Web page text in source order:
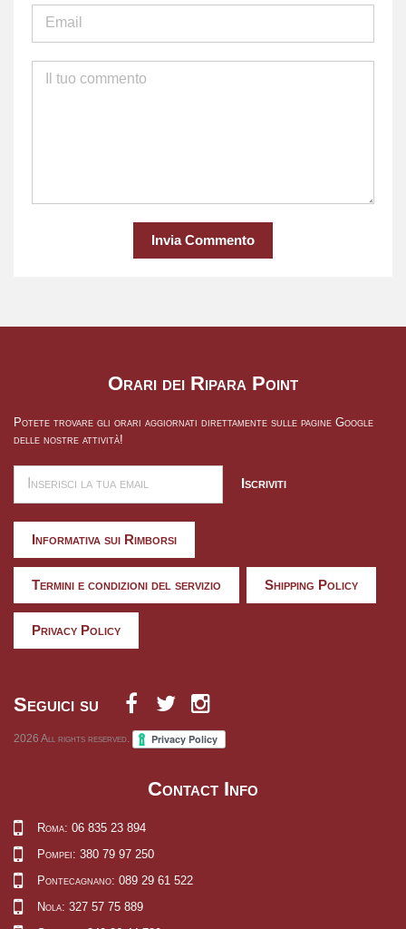
Invia Commento
Orari dei Ripara Point
Potete trovare gli orari aggiornati direttamente sulle pagine Google
delle nostre attività!
Iscriviti
Informativa sui Rimborsi
Termini e condizioni del servizio Shipping Policy
Privacy Policy
Seguici su
2026 All rights reserved.
Contact Info
Roma: 06 835 23 894
Pompei: 380 79 97 250
Pontecagnano: 089 29 61 522
Nola: 327 57 75 889